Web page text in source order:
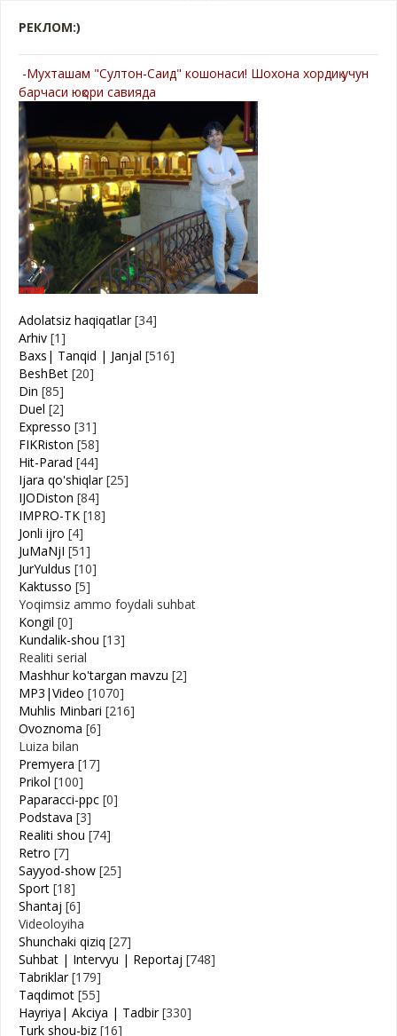
РЕКЛОМ:)
-Мухташам "Султон-Саид" кошонаси! Шохона хордиқ учун
барчаси юқори савияда
Adolatsiz haqiqatlar [34]
Arhiv [1]
Baxs| Tanqid | Janjal [516]
BeshBet [20]
Din [85]
Duel [2]
Expresso [31]
FIKRiston [58]
Hit-Parad [44]
Ijara qo'shiqlar [25]
IJODiston [84]
IMPRO-TK [18]
Jonli ijro [4]
JuMaNjI [51]
JurYuldus [10]
Kaktusso [5]
Yoqimsiz ammo foydali suhbat
Kongil [0]
Kundalik-shou [13]
Realiti serial
Mashhur ko'targan mavzu [2]
MP3|Video [1070]
Muhlis Minbari [216]
Ovoznoma [6]
Luiza bilan
Premyera [17]
Prikol [100]
Paparacci-ppc [0]
Podstava [3]
Realiti shou [74]
Retro [7]
Sayyod-show [25]
Sport [18]
Shantaj [6]
Videoloyiha
Shunchaki qiziq [27]
Suhbat | Intervyu | Reportaj [748]
Tabriklar [179]
Taqdimot [55]
Hayriya| Akciya | Tadbir [330]
Turk shou-biz [16]